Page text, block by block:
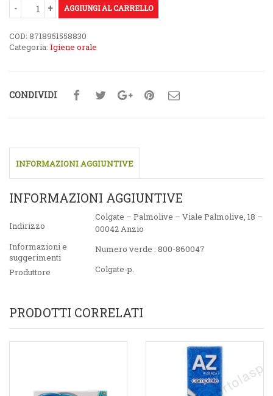
AGGIUNGI AL CARRELLO
COD: 8718951558830
Categoria: Igiene orale
CONDIVIDI
INFORMAZIONI AGGIUNTIVE
INFORMAZIONI AGGIUNTIVE
Indirizzo
Colgate – Palmolive – Viale Palmolive, 18 –
00042 Anzio
Informazioni e
suggerimenti
Numero verde : 800-860047
Produttore Colgate-p.
PRODOTTI CORRELATI